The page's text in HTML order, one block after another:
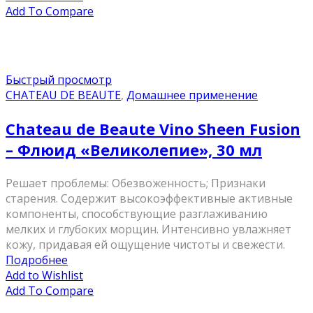
Add To Compare
Быстрый просмотр
CHATEAU DE BEAUTE, Домашнее применение
Chateau de Beaute Vino Sheen Fusion
– Флюид «Великолепие», 30 мл
Решает проблемы: Обезвоженность; Признаки
старения. Содержит высокоэффективные активные
компоненты, способствующие разглаживанию
мелких и глубоких морщин. Интенсивно увлажняет
кожу, придавая ей ощущение чистоты и свежести.
Подробнее
Add to Wishlist
Add To Compare